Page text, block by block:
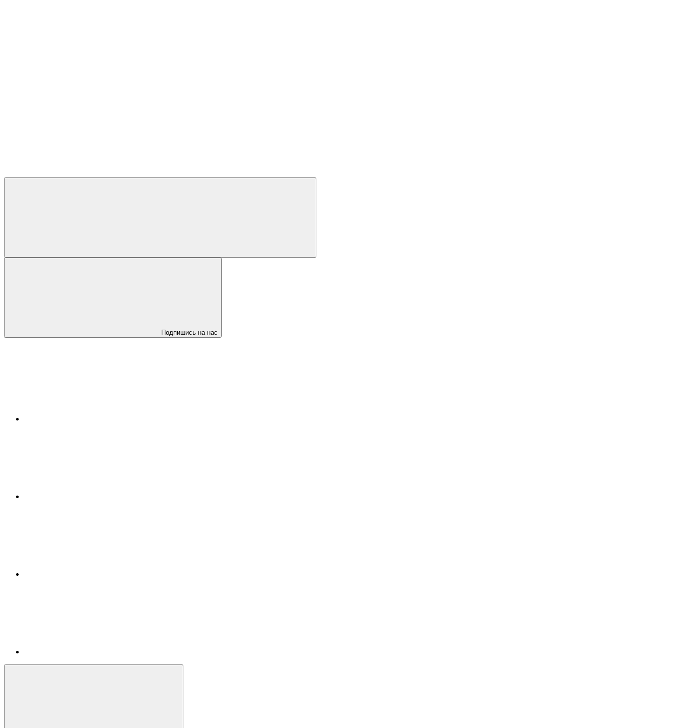
Подпишись на нас